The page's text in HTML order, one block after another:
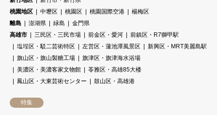
桃園地区
中壢区 桃園区 桃園国際空港
楊梅区
離島
澎湖県 緑島
金門県
高雄市
三民区・三民市場 前金区・愛河
前鎮区・R7獅甲駅
塩埕区・駁二芸術特区
左営区・蓮池潭風景区
新興区・MRT美麗島駅
旗山区・旗山製糖工場
旗津区・旗津海水浴場
美濃区・美濃客家文物館
苓雅区・高雄85大楼
鳳山区・大東芸術センター
鼓山区・高雄港
特集